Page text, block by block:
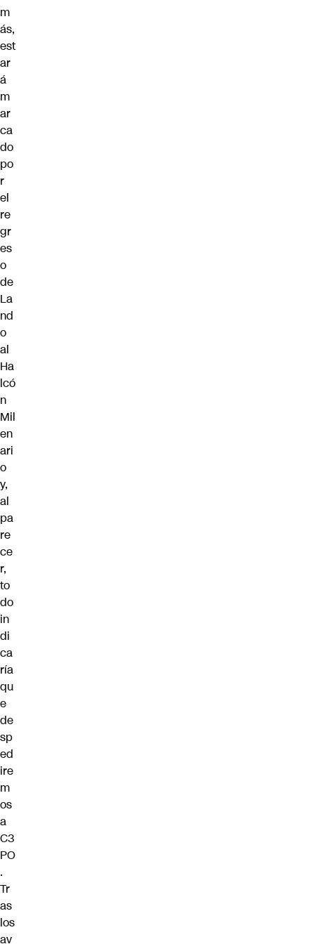
m
ás,
est
ar
á
m
ar
ca
do
po
r
el
re
gr
es
o
de
La
nd
o
al
Ha
lcó
n
Mil
en
ari
o
y,
al
pa
re
ce
r,
to
do
in
di
ca
ría
qu
e
de
sp
ed
ire
m
os
a
C3
PO
.
Tr
as
los
av